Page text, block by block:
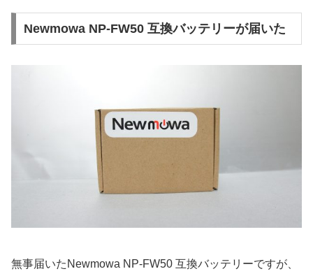
Newmowa NP-FW50 互換バッテリーが届いた
無事届いたNewmowa NP-FW50 互換バッテリーですが、